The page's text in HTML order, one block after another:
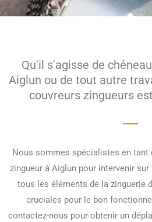
Qu'il s'agisse de
Aiglun ou de tout autre
couvreurs zingueurs
Nous sommes spécialistes en tant
zingueur à Aiglun pour intervenir
tous les éléments de la zinguerie
cruciales pour le bon
contactez-nous pour obtenir un